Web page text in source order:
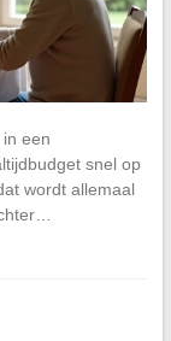
een
snel op
wordt allemaal